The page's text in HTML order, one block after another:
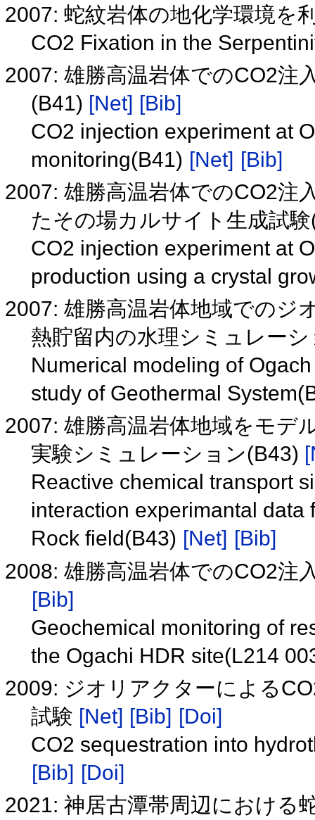
2007: 蛇紋岩体の地化学環境を
CO2 Fixation in the
2007: 雄勝高温岩体でのCO2注
(B41) [Net] [Bib]
CO2 injection experiment at
monitoring(B41) [Net] [Bib]
2007: 雄勝高温岩体でのCO2注
たその場カルサイト生成試
CO2 injection experiment at
production using a crystal
2007: 雄勝高温岩体地域でのジ
熱貯留内の水理シミュレー
Numerical modeling of
study of Geothermal
2007: 雄勝高温岩体地域をモデ
実験シミュレーション(B43)
Reactive chemical transport
interaction experimantal data
Rock field(B43) [Net] [Bib]
2008: 雄勝高温岩体でのCO2注
[Bib]
Geochemical monitoring of
the Ogachi HDR site(L214
2009: ジオリアクターによる
試験 [Net] [Bib] [Doi]
CO2 sequestration into
[Bib] [Doi]
2021: 神居古潭帯周辺における